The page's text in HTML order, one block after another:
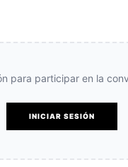
para participar en la
INICIAR SESIÓN